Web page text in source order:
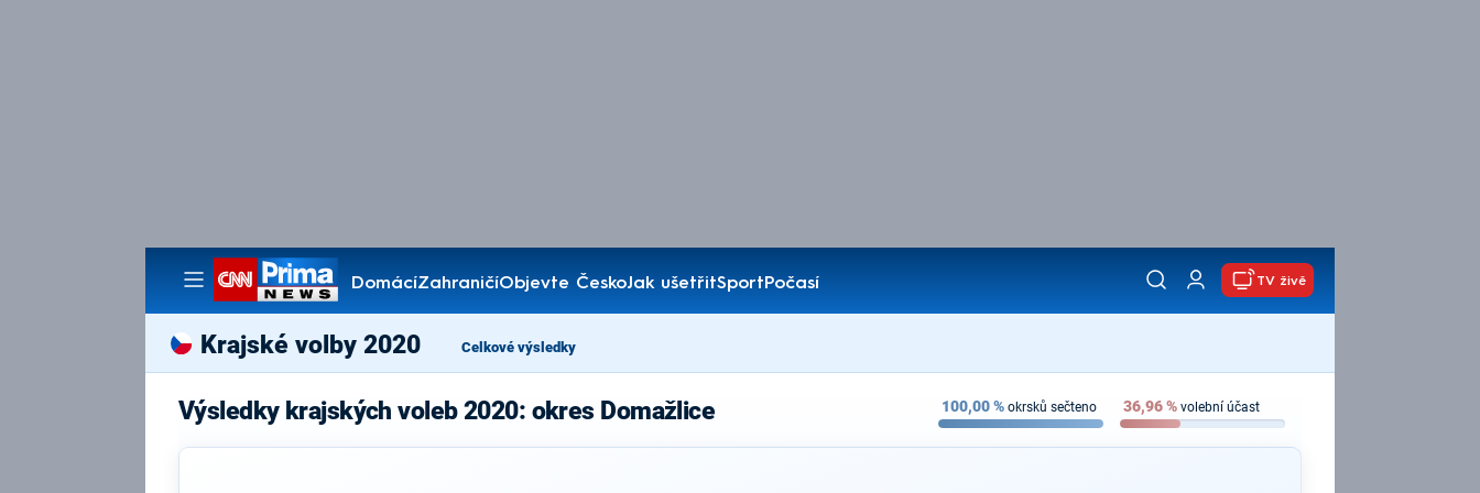
DomácíZahraničíObjevte ČeskoJak ušetřitSportPočasí
Pořady
TV živě
Krajské volby 2020 Celkové výsledky
Výsledky krajských voleb 2020: okres Domažlice 100,00% okrsků sečteno 36,96% volební účast